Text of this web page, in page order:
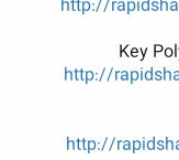
http://
http://
http://